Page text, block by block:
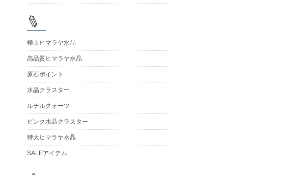
極上ヒマラヤ水晶
高品質ヒマラヤ水晶
原石ポイント
水晶クラスター
ルチルクォーツ
ピンク水晶クラスター
特大ヒマラヤ水晶
SALEアイテム